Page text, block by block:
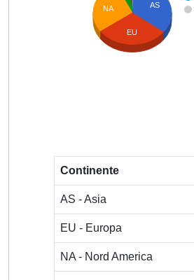
AS
NA
EU
Continente
AS - Asia
EU - Europa
NA - Nord America